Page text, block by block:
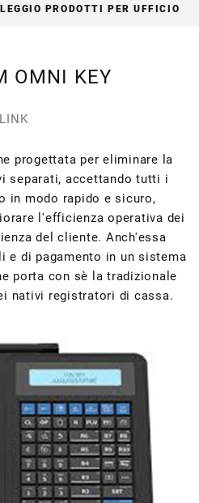
PRODOTTI PER UFFICIO
OMNI KEY
LINK
progettata per eliminare la
separati, accettando tutti i
in modo rapido e sicuro,
l'efficienza operativa dei
del cliente. Anch'essa
e di pagamento in un sistema
porta con sè la tradizionale
nativi registratori di cassa.